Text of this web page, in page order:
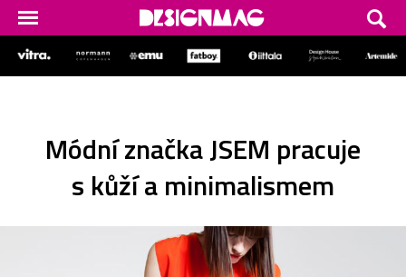
Módní značka JSEM pracuje
s kůží a minimalismem